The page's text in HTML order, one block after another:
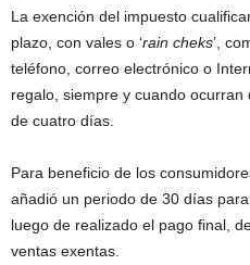
La exención del impuesto
plazo, con vales o ‘rain cheks’,
teléfono, correo electrónico o
regalo, siempre y cuando
de cuatro días.
Para beneficio de los
añadió un periodo de 30 días
luego de realizado el pago final,
ventas exentas.